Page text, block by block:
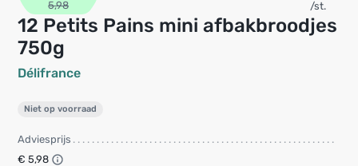
12 Petits Pains mini afbakbroodjes
750g
Délifrance
5,98
/st.
Niet op voorraad
Adviesprijs
€ 5,98